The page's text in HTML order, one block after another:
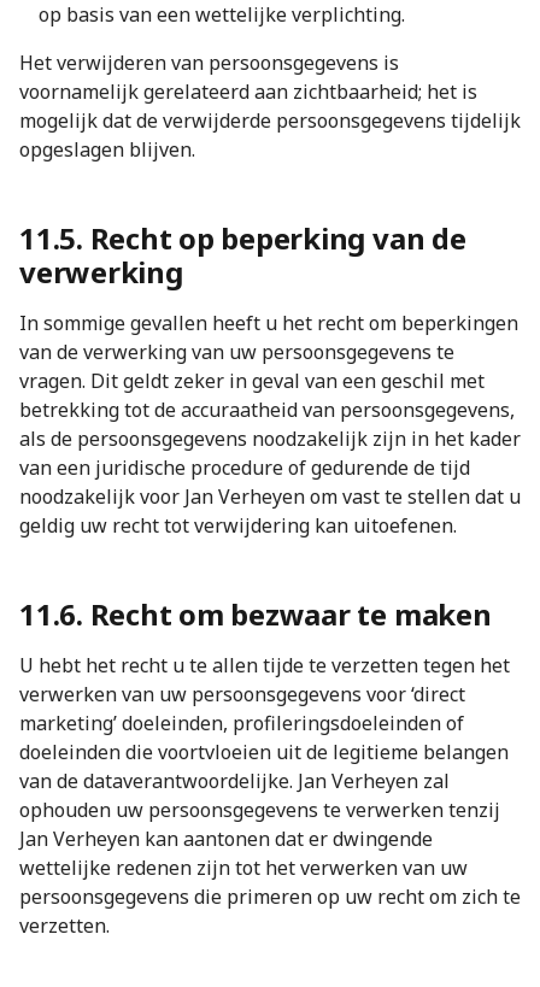
op basis van een wettelijke verplichting.
Het verwijderen van persoonsgegevens is
voornamelijk gerelateerd aan zichtbaarheid; het is
mogelijk dat de verwijderde persoonsgegevens tijdelijk
opgeslagen blijven.
11.5. Recht op beperking van de
verwerking
In sommige gevallen heeft u het recht om beperkingen
van de verwerking van uw persoonsgegevens te
vragen. Dit geldt zeker in geval van een geschil met
betrekking tot de accuraatheid van persoonsgegevens,
als de persoonsgegevens noodzakelijk zijn in het kader
van een juridische procedure of gedurende de tijd
noodzakelijk voor Jan Verheyen om vast te stellen dat u
geldig uw recht tot verwijdering kan uitoefenen.
11.6. Recht om bezwaar te maken
U hebt het recht u te allen tijde te verzetten tegen het
verwerken van uw persoonsgegevens voor ‘direct
marketing’ doeleinden, profileringsdoeleinden of
doeleinden die voortvloeien uit de legitieme belangen
van de dataverantwoordelijke. Jan Verheyen zal
ophouden uw persoonsgegevens te verwerken tenzij
Jan Verheyen kan aantonen dat er dwingende
wettelijke redenen zijn tot het verwerken van uw
persoonsgegevens die primeren op uw recht om zich te
verzetten.